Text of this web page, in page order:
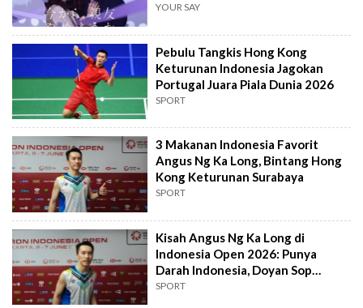
YOUR SAY
Pebulu Tangkis Hong Kong
Keturunan Indonesia Jagokan
Portugal Juara Piala Dunia 2026
SPORT
3 Makanan Indonesia Favorit
Angus Ng Ka Long, Bintang Hong
Kong Keturunan Surabaya
SPORT
Kisah Angus Ng Ka Long di
Indonesia Open 2026: Punya
Darah Indonesia, Doyan Sop
Buntut
SPORT